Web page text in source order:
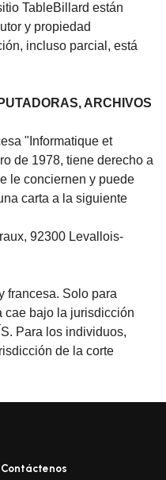
TableBillard están
y propiedad
incluso parcial, está
ARCHIVOS
"Informatique et
de 1978, tiene derecho a
le conciernen y puede
carta a la siguiente
92300 Levallois-
francesa. Solo para
cae bajo la jurisdicción
Para los individuos,
de la corte
Contáctenos